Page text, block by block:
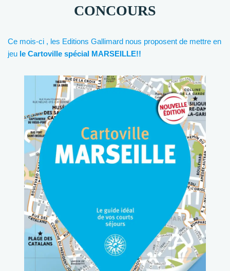
CONCOURS
Ce mois-ci , les Editions Gallimard nous proposent de mettre en
jeu le Cartoville spécial MARSEILLE!!